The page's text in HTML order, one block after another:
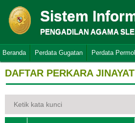
Sistem
PENGADILAN AGAMA
Beranda Perdata Gugatan Perdata
DAFTAR PERKARA JINAYAT